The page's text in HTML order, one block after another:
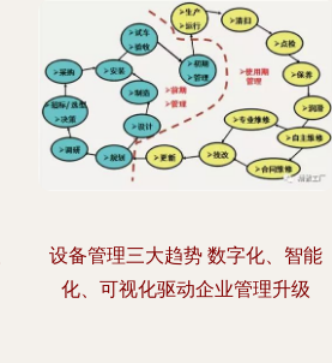
设备管理三大趋势 数字化、智能
化、可视化驱动企业管理升级